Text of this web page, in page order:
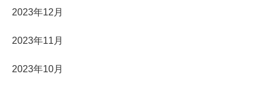
2023年12月
2023年11月
2023年10月